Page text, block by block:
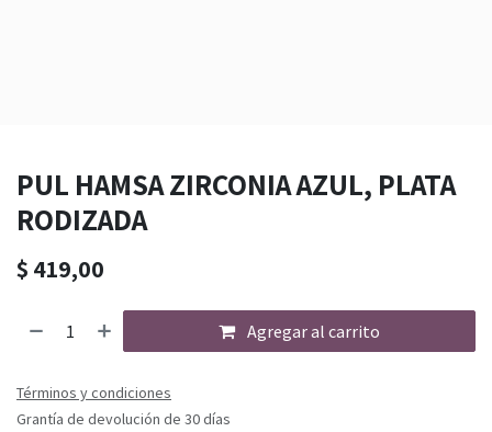
PUL HAMSA ZIRCONIA AZUL, PLATA
RODIZADA
$ 419,00
Agregar al carrito
Términos y condiciones
Grantía de devolución de 30 días